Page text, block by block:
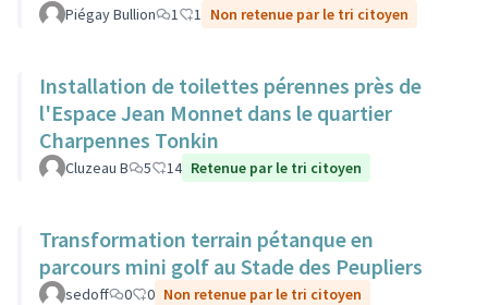
Piégay Bullion 1 1 Non retenue par le tri citoyen
Installation de toilettes pérennes près de
l'Espace Jean Monnet dans le quartier
Charpennes Tonkin
Cluzeau B 5 14 Retenue par le tri citoyen
Transformation terrain pétanque en
parcours mini golf au Stade des Peupliers
sedoff 0 0 Non retenue par le tri citoyen